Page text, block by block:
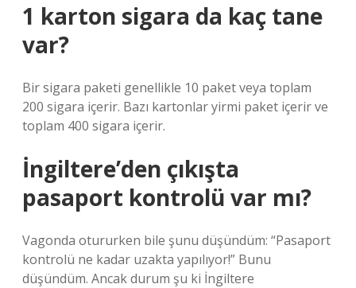
1 karton sigara da kaç tane
var?
Bir sigara paketi genellikle 10 paket veya toplam
200 sigara içerir. Bazı kartonlar yirmi paket içerir ve
toplam 400 sigara içerir.
İngiltere’den çıkışta
pasaport kontrolü var mı?
Vagonda otururken bile şunu düşündüm: “Pasaport
kontrolü ne kadar uzakta yapılıyor!” Bunu
düşündüm. Ancak durum şu ki İngiltere